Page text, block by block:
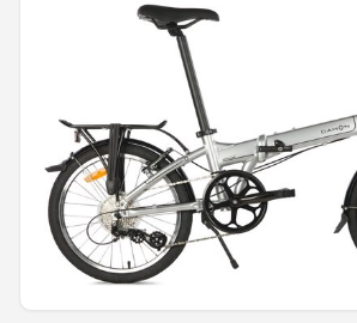
Kinderfietsen
Elektrische fietsen
Mountainbikes
Shop
POPULAIRE MERKEN